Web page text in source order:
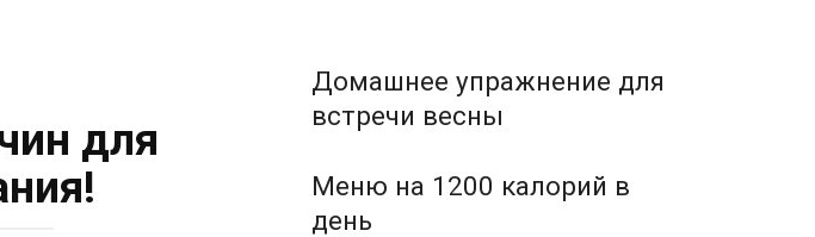
для
Домашнее упражнение для
встречи весны
Меню на 1200 калорий в
день